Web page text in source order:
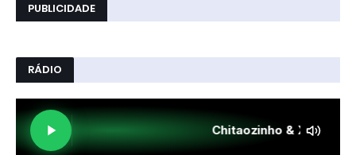
PUBLICIDADE
RÁDIO